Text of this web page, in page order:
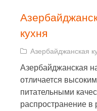
кухня
Азербайджанская
Азербайджанская
отличается
питательными
распространение в